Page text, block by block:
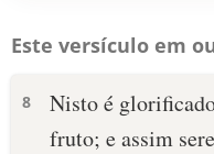
Este versículo em
8
Nisto é
fruto; e assim